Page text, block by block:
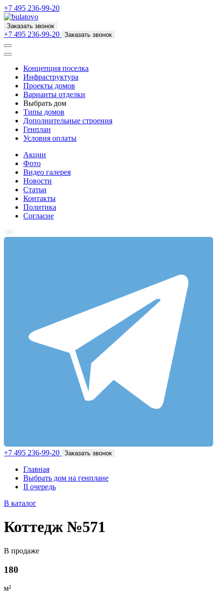
+7 495 236-99-20
Заказать звонок
+7 495 236-99-20 Заказать звонок
Концепция поселка
Инфраструктура
Проекты домов
Варианты отделки
Выбрать дом
Типы домов
Дополнительные строения
Генплан
Условия оплаты
Акции
Фото
Видео галерея
Новости
Статьи
Контакты
Политика
Согласие
+7 495 236-99-20 Заказать звонок
Главная
Выбрать дом на генплане
II очередь
В каталог
Коттедж №571
В продаже
180
м²